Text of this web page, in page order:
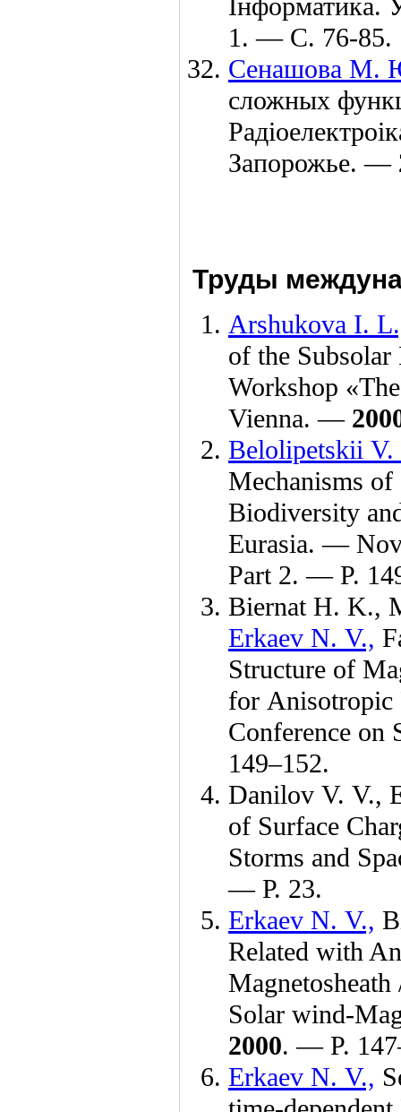
Iнформатика.
1. — С. 76-85.
Сенашова М.
сложных
Запорожье. —
Труды
Arshukova I.
of the
Workshop
Vienna. —
Belolipetskii
Mechanisms
Biodiversity
Eurasia. —
Part 2. — P. 1
Biernat H. K.,
Erkaev N. V.,
Structure of
for Anisotropic
Conference
149–152.
Danilov V. V.,
of Surface
Storms and
— Р. 23.
Erkaev N. V.,
Related with
Solar wind-
2000. — P. 1
Erkaev N. V.,